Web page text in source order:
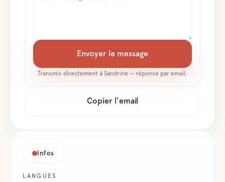
Envoyer le message
Transmis directement à Sandrine — réponse par email.
Copier l'email
Infos
LANGUES